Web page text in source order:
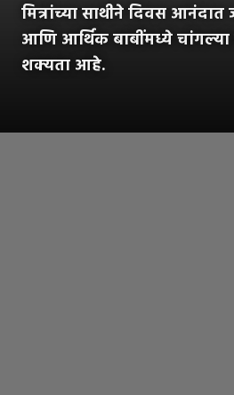
मित्रांच्या साथीने दिवस आनंदात
आणि आर्थिक बाबींमध्ये
शक्यता आहे.